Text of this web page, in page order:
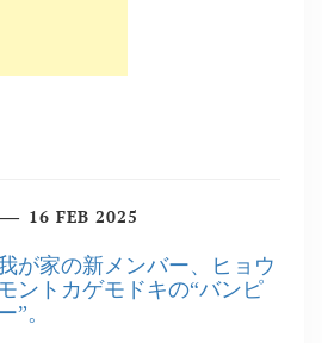
16 FEB 2025
が家の新メンバー、ヒョウ
ントカゲモドキの“バンピ
”。